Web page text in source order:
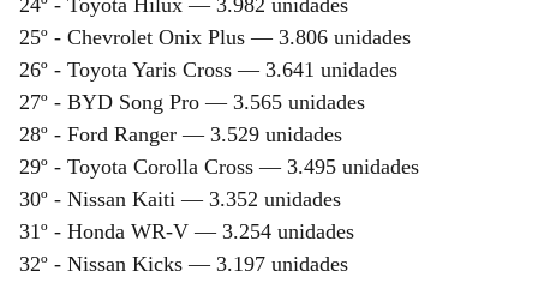
24º - Toyota Hilux — 3.982 unidades
25º - Chevrolet Onix Plus — 3.806 unidades
26º - Toyota Yaris Cross — 3.641 unidades
27º - BYD Song Pro — 3.565 unidades
28º - Ford Ranger — 3.529 unidades
29º - Toyota Corolla Cross — 3.495 unidades
30º - Nissan Kaiti — 3.352 unidades
31º - Honda WR-V — 3.254 unidades
32º - Nissan Kicks — 3.197 unidades